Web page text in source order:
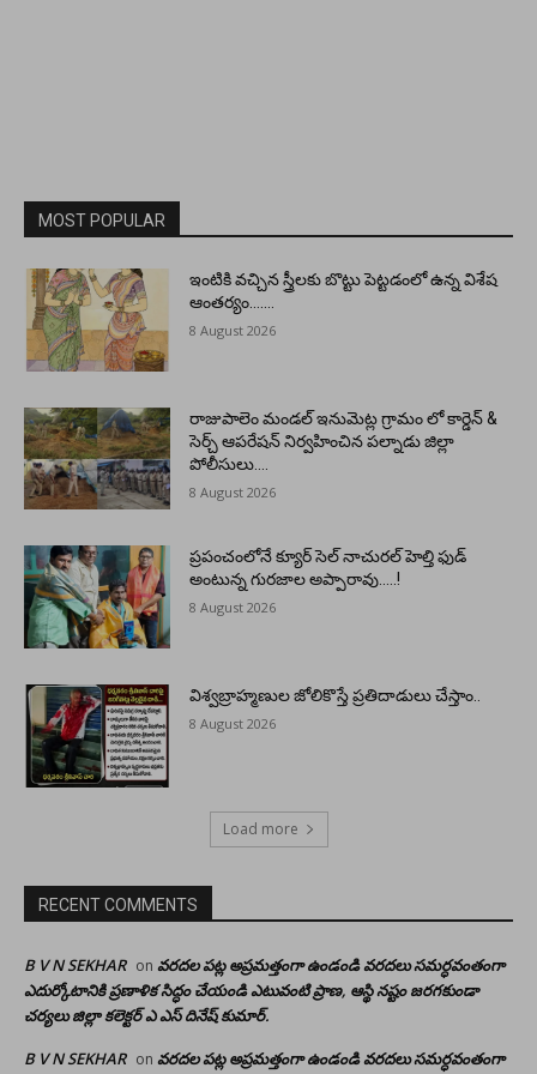
MOST POPULAR
ఇంటికి వచ్చిన స్త్రీలకు బొట్టు పెట్టడంలో ఉన్న విశేష
ఆంతర్యం…….
8 August 2026
రాజుపాలెం మండల్ ఇనుమెట్ల గ్రామం లో కార్డెన్ &
సెర్చ్ ఆపరేషన్ నిర్వహించిన పల్నాడు జిల్లా
పోలీసులు….
8 August 2026
ప్రపంచంలోనే క్యూర్ సెల్ నాచురల్ హెల్తి ఫుడ్
అంటున్న గురజాల అప్పారావు…..!
8 August 2026
విశ్వబ్రాహ్మణుల జోలికొస్తే ప్రతిదాడులు చేస్తాం..
8 August 2026
Load more
RECENT COMMENTS
B V N SEKHAR on వరదల పట్ల అప్రమత్తంగా ఉండండి వరదలు సమర్ధవంతంగా
ఎదుర్కోటానికి ప్రణాళిక సిద్ధం చేయండి ఎటువంటి ప్రాణ, ఆస్థి నష్టం జరగకుండా
చర్యలు జిల్లా కలెక్టర్ ఎ ఎస్ దినేష్ కుమార్.
B V N SEKHAR on వరదల పట్ల అప్రమత్తంగా ఉండండి వరదలు సమర్ధవంతంగా